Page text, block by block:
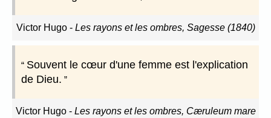
Victor Hugo- Les rayons et les ombres, Sagesse (1840)
Souvent le cœur d'une femme est l'explication
de Dieu.
Victor Hugo- Les rayons et les ombres, Cæruleum mare